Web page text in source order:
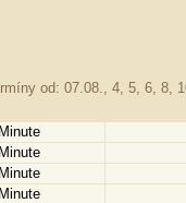
od: 07.08., 4, 5, 6, 8,